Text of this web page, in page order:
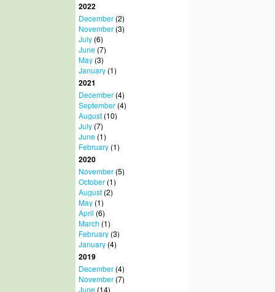
2022
December(2)
November(3)
July(6)
June(7)
May(3)
January(1)
2021
December(4)
September(4)
August(10)
July(7)
June(1)
February(1)
2020
November(5)
October(1)
August(2)
May(1)
April (6)
March (1)
February(3)
January(4)
2019
December(4)
November(7)
June(14)